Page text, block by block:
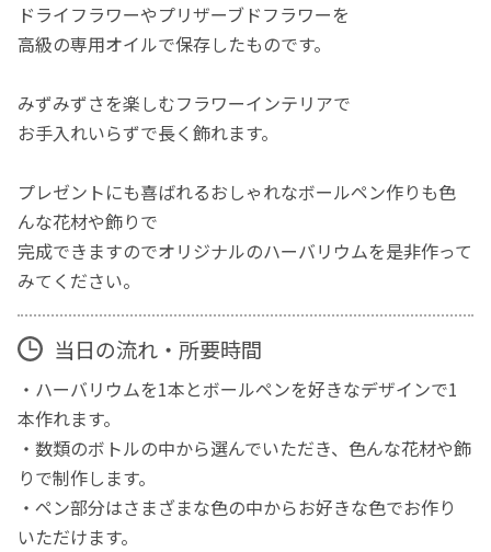
ドライフラワーやプリザーブドフラワーを
高級の専用オイルで保存したものです。
みずみずさを楽しむフラワーインテリアで
お手入れいらずで長く飾れます。
プレゼントにも喜ばれるおしゃれなボールペン作りも色
んな花材や飾りで
完成できますのでオリジナルのハーバリウムを是非作って
みてください。
当日の流れ・所要時間
・ハーバリウムを1本とボールペンを好きなデザインで1
本作れます。
・数類のボトルの中から選んでいただき、色んな花材や飾
りで制作します。
・ペン部分はさまざまな色の中からお好きな色でお作り
いただけます。